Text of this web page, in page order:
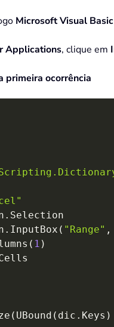
Microsoft Visual
Applications, clique em
primeira ocorrência
. Selection
. InputBox ( "Range" ,
( 1 )
( UBound ( dic . Keys )